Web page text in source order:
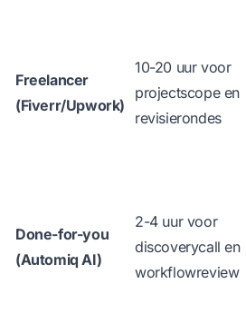
Freelancer
(Fiverr/Upwork)
10-20 uur voor
projectscope en
revisierondes
Done-for-you
(Automiq AI)
2-4 uur voor
discoverycall en
workflowreview